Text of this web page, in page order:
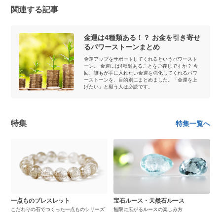
関連する記事
金運は4種類ある！？ お金を引き寄せ
るパワーストーンまとめ
金運アップをサポートしてくれるというパワースト
ーン。 金運には4種類あることをご存じですか？ 今
回、誰もが手に入れたい金運を強化してくれるパワ
ーストーンを、目的別にまとめました。「金運を上
げたい」と願う人は必読です。
特集 特集一覧へ
一点ものブレスレット
こだわりの石でつくった一点ものシリーズ
宝石ルース・天然石ルース
無限に広がるルースの楽しみ方